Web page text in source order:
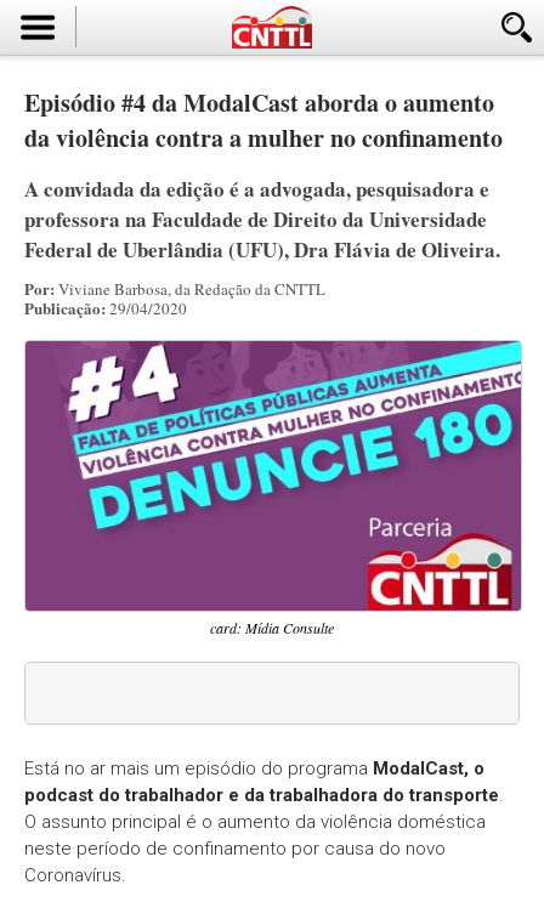
Episódio #4 da ModalCast aborda o aumento
da violência contra a mulher no confinamento
A convidada da edição é a advogada, pesquisadora e
professora na Faculdade de Direito da Universidade
Federal de Uberlândia (UFU), Dra Flávia de Oliveira.
Por: Viviane Barbosa, da Redação da CNTTL
Publicação: 29/04/2020
card: Mídia Consulte
Está no ar mais um episódio do programa ModalCast, o
podcast do trabalhador e da trabalhadora do transporte.
O assunto principal é o aumento da violência doméstica
neste período de confinamento por causa do novo
Coronavírus.